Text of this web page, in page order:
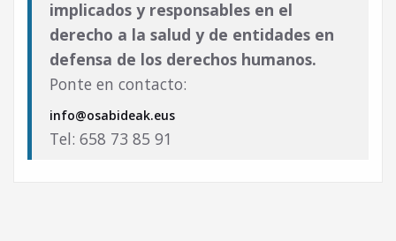
implicados y responsables en el
derecho a la salud y de entidades en
defensa de los derechos humanos.
Ponte en contacto:
info@osabideak.eus
Tel: 658 73 85 91